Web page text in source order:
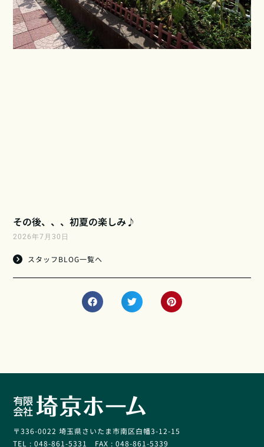
その後、、、初夏の楽しみ♪
2026年7月30日
スタッフBLOG一覧へ
〒336-0022 埼玉県さいたま市南区白幡3-12-15
TEL : 048-861-5331 FAX : 048-861-5339